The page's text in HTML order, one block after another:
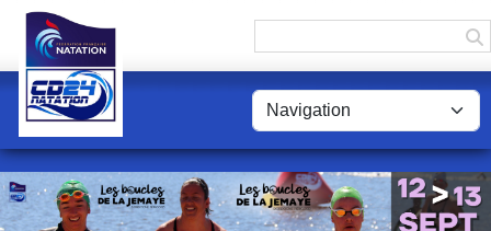
Panneau de gestion des cookies